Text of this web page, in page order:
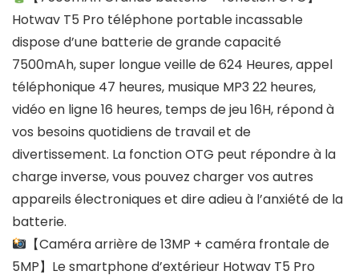
Hotwav T5 Pro téléphone portable incassable
dispose d’une batterie de grande capacité
7500mAh, super longue veille de 624 Heures, appel
téléphonique 47 heures, musique MP3 22 heures,
vidéo en ligne 16 heures, temps de jeu 16H, répond à
vos besoins quotidiens de travail et de
divertissement. La fonction OTG peut répondre à la
charge inverse, vous pouvez charger vos autres
appareils électroniques et dire adieu à l’anxiété de la
batterie.
【Caméra arrière de 13MP + caméra frontale de
5MP】Le smartphone d’extérieur Hotwav T5 Pro